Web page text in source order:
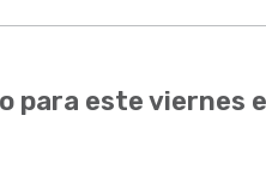
para este viernes